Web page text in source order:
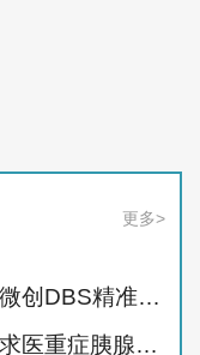
更多>
精准治顽疾
炎患者顺利痊愈